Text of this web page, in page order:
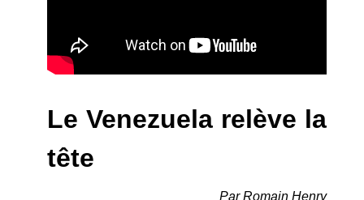
Le Venezuela relève la
tête
Par Romain Henry